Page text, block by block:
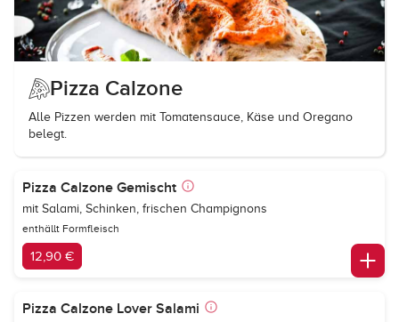
Pizza Calzone
Alle Pizzen werden mit Tomatensauce, Käse und Oregano
belegt.
Pizza Calzone Gemischt
mit Salami, Schinken, frischen Champignons
enthällt Formfleisch
12,90 €
Pizza Calzone Lover Salami